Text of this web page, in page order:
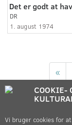
DR
1. august 1974
«
COOKIE-
Vi bruger cookies for